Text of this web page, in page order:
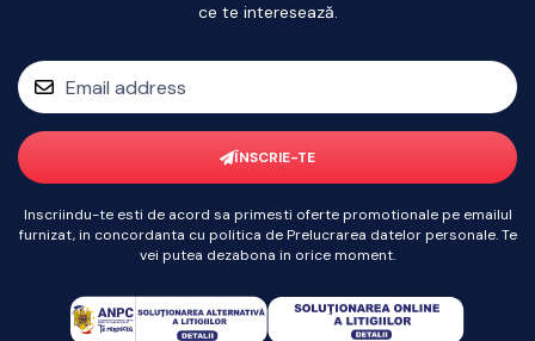
ce te interesează.
ÎNSCRIE-TE
Inscriindu-te esti de acord sa primesti oferte promotionale pe emailul
furnizat, in concordanta cu politica de Prelucrarea datelor personale. Te
vei putea dezabona in orice moment.